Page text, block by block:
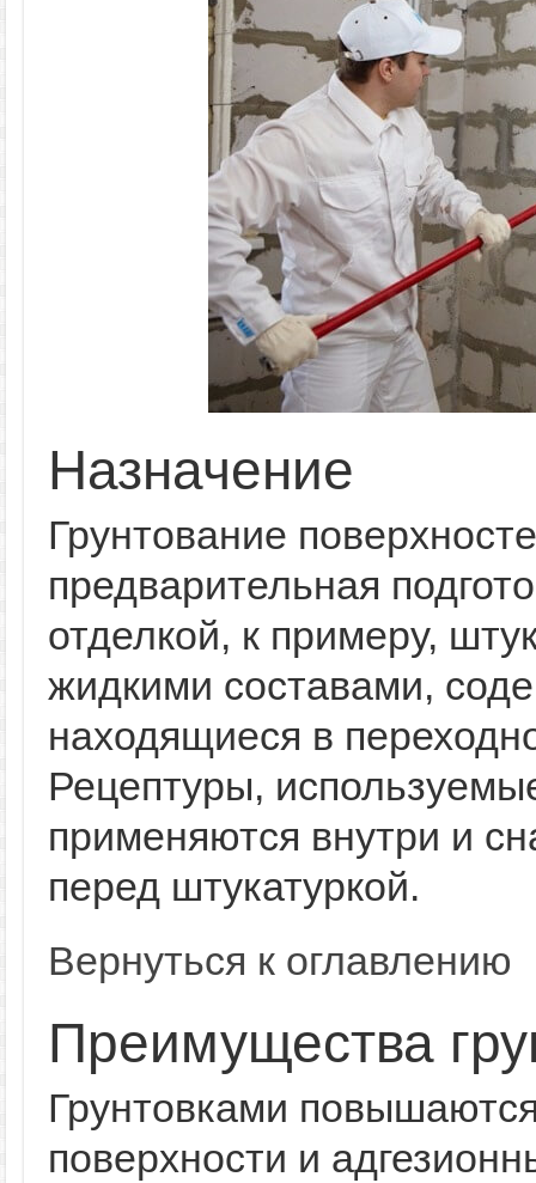
Назначение
Грунтование
предварительная
отделкой, к примеру,
жидкими составами,
находящиеся в
Рецептуры,
применяются внутри и
перед штукатуркой.
Вернуться к оглавлению
Преимущества
Грунтовками
поверхности и